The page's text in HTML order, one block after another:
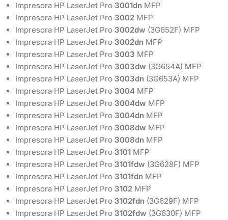
Impresora HP LaserJet Pro 3001dn MFP
Impresora HP LaserJet Pro 3002 MFP
Impresora HP LaserJet Pro 3002dw (3G652F) MFP
Impresora HP LaserJet Pro 3002dn MFP
Impresora HP LaserJet Pro 3003 MFP
Impresora HP LaserJet Pro 3003dw (3G654A) MFP
Impresora HP LaserJet Pro 3003dn (3G653A) MFP
Impresora HP LaserJet Pro 3004 MFP
Impresora HP LaserJet Pro 3004dw MFP
Impresora HP LaserJet Pro 3004dn MFP
Impresora HP LaserJet Pro 3008dw MFP
Impresora HP LaserJet Pro 3008dn MFP
Impresora HP LaserJet Pro 3101 MFP
Impresora HP LaserJet Pro 3101fdw (3G628F) MFP
Impresora HP LaserJet Pro 3101fdn MFP
Impresora HP LaserJet Pro 3102 MFP
Impresora HP LaserJet Pro 3102fdn (3G629F) MFP
Impresora HP LaserJet Pro 3102fdw (3G630F) MFP